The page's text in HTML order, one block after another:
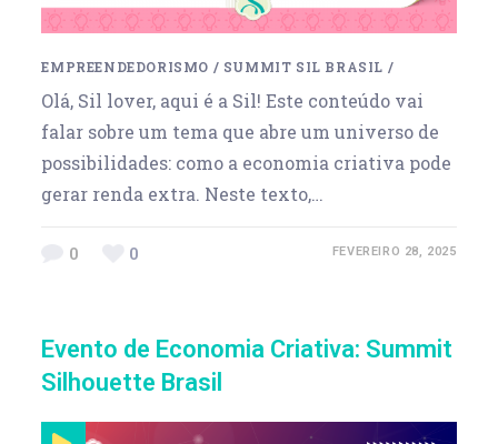
EMPREENDEDORISMO / SUMMIT SIL BRASIL /
Olá, Sil lover, aqui é a Sil! Este conteúdo vai
falar sobre um tema que abre um universo de
possibilidades: como a economia criativa pode
gerar renda extra. Neste texto,…
0 0 FEVEREIRO 28, 2025
Evento de Economia Criativa: Summit
Silhouette Brasil